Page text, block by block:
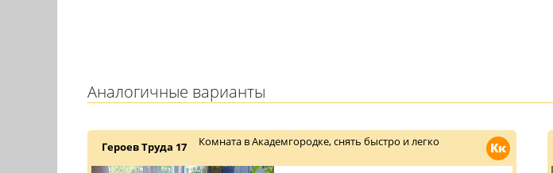
Аналогичные варианты
Кк
Героев Труда 17 Комната в Академгородке, снять быстро и легко